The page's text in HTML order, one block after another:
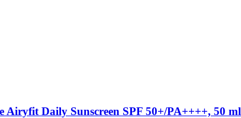
Airyfit Daily Sunscreen SPF 50+/PA++++, 50 ml